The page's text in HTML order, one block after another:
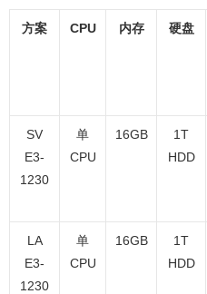
方案 CPU 内存 硬盘
SV
E3-
1230
单
CPU
16GB
1T
HDD
LA
E3-
1230
单
CPU
16GB
1T
HDD